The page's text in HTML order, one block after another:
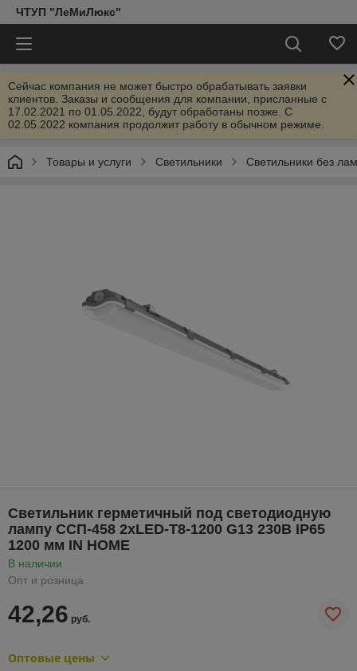
ЧТУП "ЛеМиЛюкс"
Сейчас компания не может быстро обрабатывать заявки
клиентов. Заказы и сообщения для компании, присланные с
17.02.2021 по 01.05.2022, будут обработаны позже. С
02.05.2022 компания продолжит работу в обычном режиме.
Товары и услуги Светильники Светильники без
Светильник герметичный под светодиодную
лампу ССП-458 2xLED-Т8-1200 G13 230В IP65
1200 мм IN HOME
В наличии
Опт и розница
42,26 руб.
Оптовые цены